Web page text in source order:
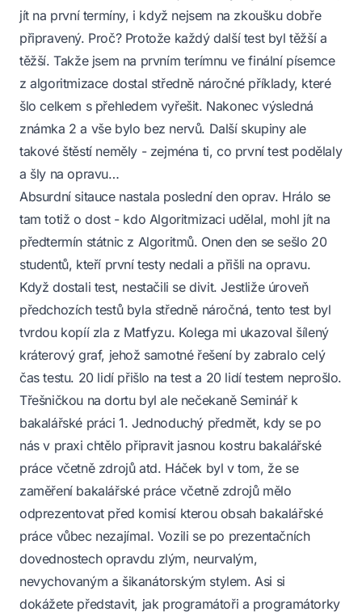
jít na první termíny, i když nejsem na zkoušku dobře
připravený. Proč? Protože každý další test byl těžší a
těžší. Takže jsem na prvním terímnu ve finální písemce
z algoritmizace dostal středně náročné příklady, které
šlo celkem s přehledem vyřešit. Nakonec výsledná
známka 2 a vše bylo bez nervů. Další skupiny ale
takové štěstí neměly - zejména ti, co první test podělaly
a šly na opravu…
Absurdní sitauce nastala poslední den oprav. Hrálo se
tam totiž o dost - kdo Algoritmizaci udělal, mohl jít na
předtermín státnic z Algoritmů. Onen den se sešlo 20
studentů, kteří první testy nedali a přišli na opravu.
Když dostali test, nestačili se divit. Jestliže úroveň
předchozích testů byla středně náročná, tento test byl
tvrdou kopíí zla z Matfyzu. Kolega mi ukazoval šílený
kráterový graf, jehož samotné řešení by zabralo celý
čas testu. 20 lidí přišlo na test a 20 lidí testem neprošlo.
Třešničkou na dortu byl ale nečekaně Seminář k
bakalářské práci 1. Jednoduchý předmět, kdy se po
nás v praxi chtělo připravit jasnou kostru bakalářské
práce včetně zdrojů atd. Háček byl v tom, že se
zaměření bakalářské práce včetně zdrojů mělo
odprezentovat před komisí kterou obsah bakalářské
práce vůbec nezajímal. Vozili se po prezentačních
dovednostech opravdu zlým, neurvalým,
nevychovaným a šikanátorským stylem. Asi si
dokážete představit, jak programátoři a programátorky